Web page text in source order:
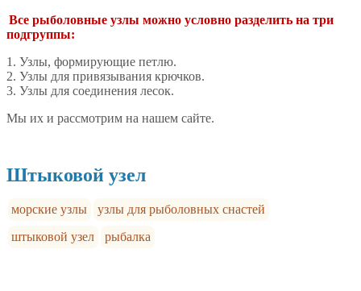
Все рыболовные узлы можно условно разделить на три
под­группы:
1. Узлы, формирующие петлю.
2. Узлы для привязывания крючков.
3. Узлы для соединения лесок.
Мы их и рассмотрим на нашем сайте.
Штыковой узел
морские узлы
узлы для рыболовных снастей
штыковой узел
рыбалка